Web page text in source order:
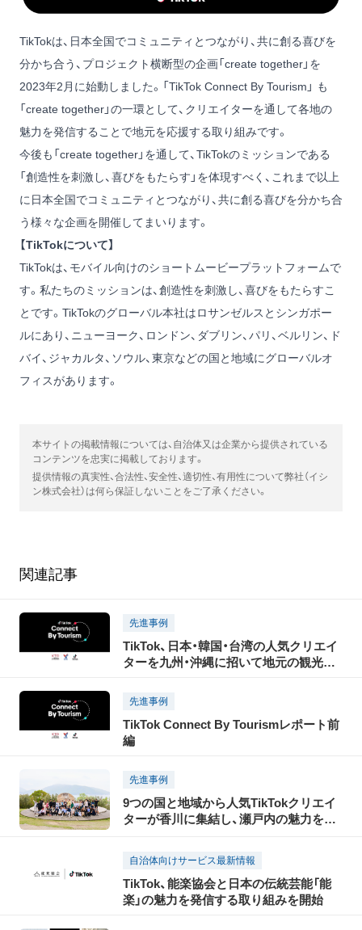
TikTokは、日本全国でコミュニティとつながり、共に創る喜びを
分かち合う、プロジェクト横断型の企画「create together」を
2023年2月に始動しました。「TikTok Connect By Tourism」 も
「create together」の一環として、クリエイターを通して各地の
魅力を発信することで地元を応援する取り組みです。
今後も「create together」を通して、TikTokのミッションである
「創造性を刺激し、喜びをもたらす」を体現すべく、これまで以上
に日本全国でコミュニティとつながり、共に創る喜びを分かち合
う様々な企画を開催してまいります。
【TikTokについて】
TikTokは、モバイル向けのショートムービープラットフォームで
す。私たちのミッションは、創造性を刺激し、喜びをもたらすこ
とです。TikTokのグローバル本社はロサンゼルスとシンガポー
ルにあり、ニューヨーク、ロンドン、ダブリン、パリ、ベルリン、ド
バイ、ジャカルタ、ソウル、東京などの国と地域にグローバルオ
フィスがあります。
本サイトの掲載情報については、自治体又は企業から提供されている
コンテンツを忠実に掲載しております。
提供情報の真実性、合法性、安全性、適切性、有用性について弊社（イシ
ン株式会社）は何ら保証しないことをご了承ください。
関連記事
先進事例
TikTok、日本・韓国・台湾の人気クリエイ
ターを九州・沖縄に招いて地元の観光産
Connect By Tourism」を実施！
先進事例
TikTok Connect By Tourismレポート前
編
先進事例
9つの国と地域から人気TikTokクリエイ
ターが香川に集結し、瀬戸内の魅力を
Connect By Tourism 〜瀬戸内の魅力発
信・裏瀬戸芸プロジェクト〜」開催レポー
ト（後編）
自治体向けサービス最新情報
TikTok、能楽協会と日本の伝統芸能「能
楽」の魅力を発信する取り組みを開始